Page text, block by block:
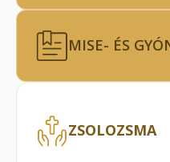
MISE- ÉS
ZSOLOZSMA